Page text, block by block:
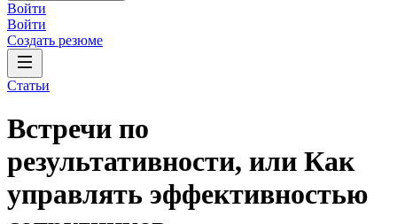
Войти
Войти
Создать резюме
Статьи
Встречи по
результативности, или Как
управлять эффективностью